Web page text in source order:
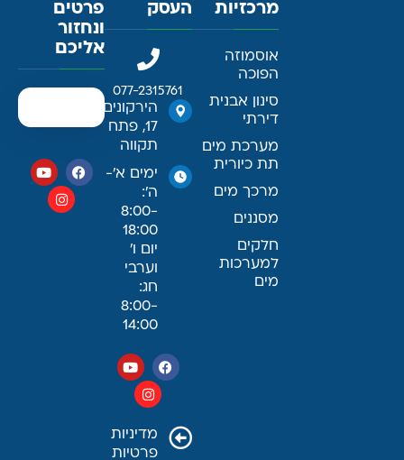
מרכזיות
אוסמוזה
הפוכה
סינון אבנית
דירתי
מערכת מים
תת כיורית
מרכך מים
מסננים
חלקים
למערכות
מים
העסק
077-2315761
הירקונים
17, פתח
תקווה
ימים א׳-
ה׳:
8:00-
18:00
יום ו׳
וערבי
חג:
8:00-
14:00
מדיניות
פרטיות
פרטים
ונחזור
אליכם